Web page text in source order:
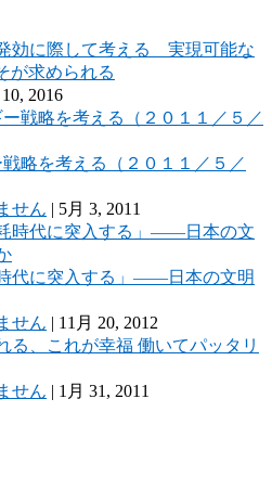
効に際して考える 実現可能な
が求められる
2016
略を考える（２０１１／５／
せん | 5月 3, 2011
代に突入する」——日本の文明
せん | 11月 20, 2012
働いてパッタリ
せん | 1月 31, 2011